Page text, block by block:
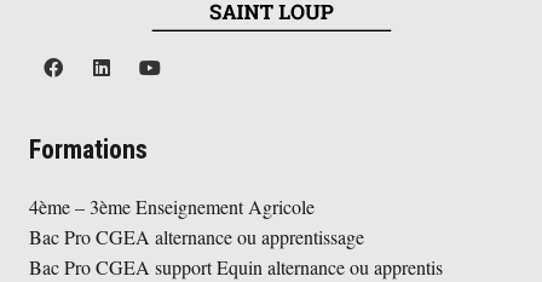
Formations
4ème – 3ème Enseignement Agricole
Bac Pro CGEA alternance ou apprentissage
Bac Pro CGEA support Equin alternance ou apprentis